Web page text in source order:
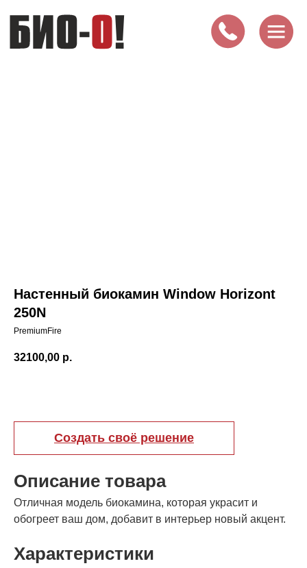
Настенный биокамин Window Horizont
250N
PremiumFire
32100,00 р.
Создать своё решение
Описание товара
Отличная модель биокамина, которая украсит и
обогреет ваш дом, добавит в интерьер новый акцент.
Характеристики